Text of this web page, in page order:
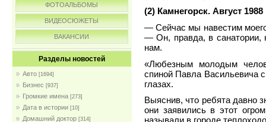
ФОТОАЛЬБОМЫ
ВИДЕОСЮЖЕТЫ
ВАКАНСИИ
Разделы новостей
Авто [1694]
Бизнес [937]
Громкие имена [273]
Дата в истории [10]
Домашний доктор [314]
(2) Камнегорск. Август 1988
— Сейчас мы навестим
— Он, правда, в санатории,
нам.
«Любезным молодым
спиной Павла Васильевича
глазах.
Выяснив, что ребята давно
они заявились в этот